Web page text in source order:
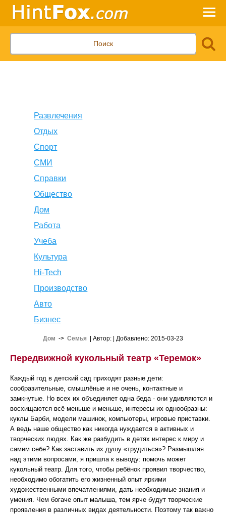
Развлечения
Отдых
Спорт
СМИ
Справки
Общество
Дом
Работа
Учеба
Культура
Hi-Tech
Производство
Авто
Бизнес
Дом -> Семья | Автор: | Добавлено: 2015-03-23
Передвижной кукольный театр «Теремок»
Каждый год в детский сад приходят разные дети:
сообразительные, смышлёные и не очень, контактные и
замкнутые. Но всех их объединяет одна беда - они удивляются и
восхищаются всё меньше и меньше, интересы их однообразны:
куклы Барби, модели машинок, компьютеры, игровые приставки.
А ведь наше общество как никогда нуждается в активных и
творческих людях. Как же разбудить в детях интерес к миру и
самим себе? Как заставить их душу «трудиться»? Размышляя
над этими вопросами, я пришла к выводу: помочь может
кукольный театр. Для того, чтобы ребёнок проявил творчество,
необходимо обогатить его жизненный опыт яркими
художественными впечатлениями, дать необходимые знания и
умения. Чем богаче опыт малыша, тем ярче будут творческие
проявления в различных видах деятельности. Поэтому так важно